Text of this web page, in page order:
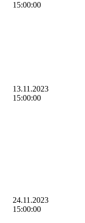
15:00:00
13.11.2023
15:00:00
24.11.2023
15:00:00